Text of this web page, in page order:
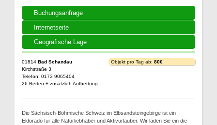
Buchungsanfrage
Internetseite
Geografische Lage
01814 Bad Schandau
Kirchstraße 3
Telefon: 0173 9065404
26 Betten + zusätzlich Aufbettung
Objekt pro Tag ab: 80€
Die Sächsisch-Böhmische Schweiz im Elbsandsteingebirge ist ein
Eldorado für alle Naturliebhaber und Aktivurlauber. Wir laden Sie ein die